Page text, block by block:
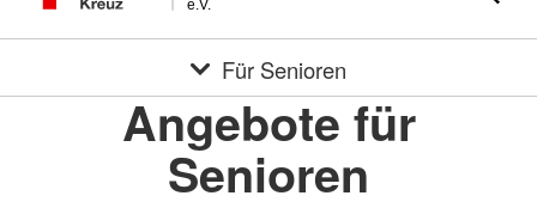
e.V.
Für Senioren
Angebote für
Senioren